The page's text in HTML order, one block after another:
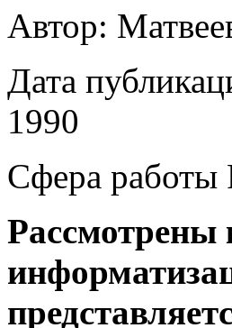
Автор:
Дата
1990
Сфера работы
Рассмотрены